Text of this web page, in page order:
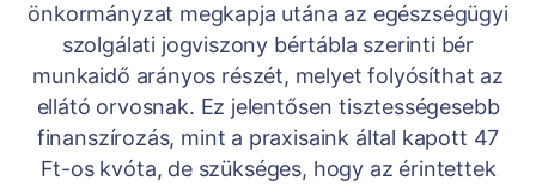
önkormányzat megkapja utána az egészségügyi
szolgálati jogviszony bértábla szerinti bér
munkaidő arányos részét, melyet folyósíthat az
ellátó orvosnak. Ez jelentősen tisztességesebb
finanszírozás, mint a praxisaink által kapott 47
Ft-os kvóta, de szükséges, hogy az érintettek